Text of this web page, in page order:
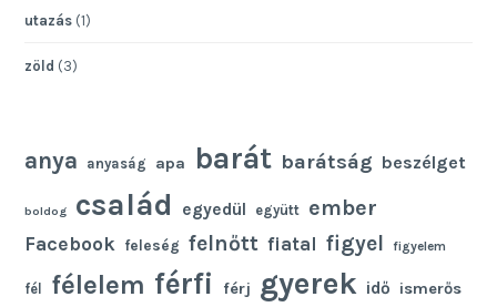
utazás (1)
zöld (3)
anya anyaság apa barát barátság beszélget
boldog család egyedül együtt ember
Facebook feleség felnőtt fiatal figyel figyelem
fél félelem férfi férj gyerek idő ismerős